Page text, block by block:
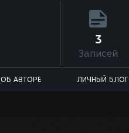
3
Записей
ОБ АВТОРЕ ЛИЧНЫЙ БЛОГ